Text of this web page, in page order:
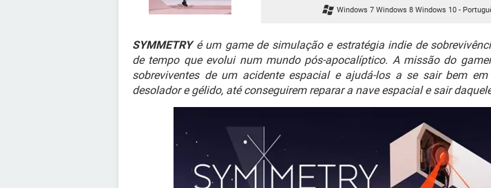
Windows 7 Windows 8 Windows 10 -
SYMMETRYé um game de simulação e estratégia indie de
de tempo que evolui num mundo pós-apocalíptico. A missão do
sobreviventes de um acidente espacial e ajudá-los a se sair bem
desolador e gélido, até conseguirem reparar a nave espacial e sair